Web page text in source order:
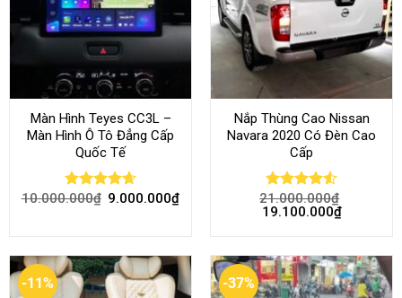
Màn Hình Teyes CC3L –
Màn Hình Ô Tô Đẳng Cấp
Quốc Tế
Rated 4.68
10.000.000₫ 9.000.000₫
Nắp Thùng Cao Nissan
Navara 2020 Có Đèn Cao
Cấp
Rated4.52
out of 5
21.000.000₫
19.100.000₫
-11% -37%